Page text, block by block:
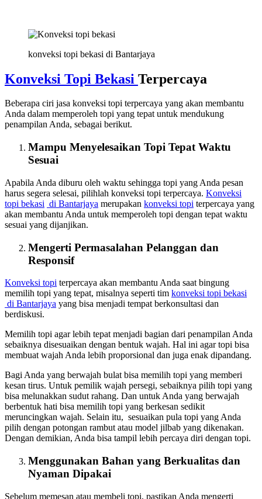
konveksi topi bekasi di Bantarjaya
Konveksi Topi Bekasi Terpercaya
Beberapa ciri jasa konveksi topi terpercaya yang akan membantu
Anda dalam memperoleh topi yang tepat untuk mendukung
penampilan Anda, sebagai berikut.
Mampu Menyelesaikan Topi Tepat Waktu
Sesuai
Apabila Anda diburu oleh waktu sehingga topi yang Anda pesan
harus segera selesai, pilihlah konveksi topi terpercaya. Konveksi
topi bekasi di Bantarjaya merupakan konveksi topi terpercaya yang
akan membantu Anda untuk memperoleh topi dengan tepat waktu
sesuai yang dijanjikan.
Mengerti Permasalahan Pelanggan dan
Responsif
Konveksi topi terpercaya akan membantu Anda saat bingung
memilih topi yang tepat, misalnya seperti tim konveksi topi bekasi
di Bantarjaya yang bisa menjadi tempat berkonsultasi dan
berdiskusi.
Memilih topi agar lebih tepat menjadi bagian dari penampilan Anda
sebaiknya disesuaikan dengan bentuk wajah. Hal ini agar topi bisa
membuat wajah Anda lebih proporsional dan juga enak dipandang.
Bagi Anda yang berwajah bulat bisa memilih topi yang memberi
kesan tirus. Untuk pemilik wajah persegi, sebaiknya pilih topi yang
bisa melunakkan sudut rahang. Dan untuk Anda yang berwajah
berbentuk hati bisa memilih topi yang berkesan sedikit
meruncingkan wajah. Selain itu, sesuaikan pula topi yang Anda
pilih dengan potongan rambut atau model jilbab yang dikenakan.
Dengan demikian, Anda bisa tampil lebih percaya diri dengan topi.
Menggunakan Bahan yang Berkualitas dan
Nyaman Dipakai
Sebelum memesan atau membeli topi, pastikan Anda mengerti